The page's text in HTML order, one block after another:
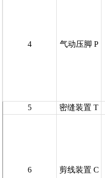
4 气动压脚 P
5 密缝装置 T
6 剪线装置 C